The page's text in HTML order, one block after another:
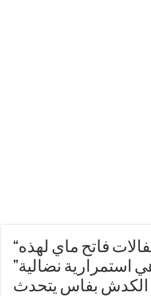
“لاخصوصية لاحتفالات فاتح ماي لهذه
استمرارية نضالية”
الكدش بفاس يتحدث